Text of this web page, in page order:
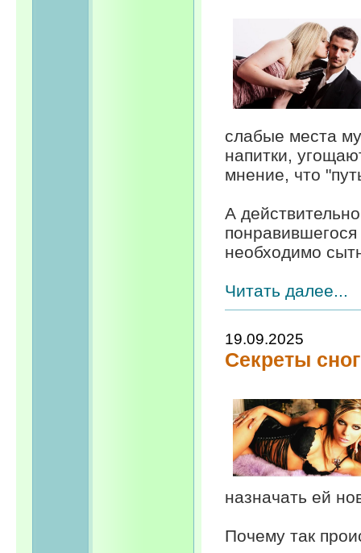
слабые места
напитки,
мнение, что
А
необходимо
Читать далее...
19.09.2025
Секреты
назначать ей
Почему так